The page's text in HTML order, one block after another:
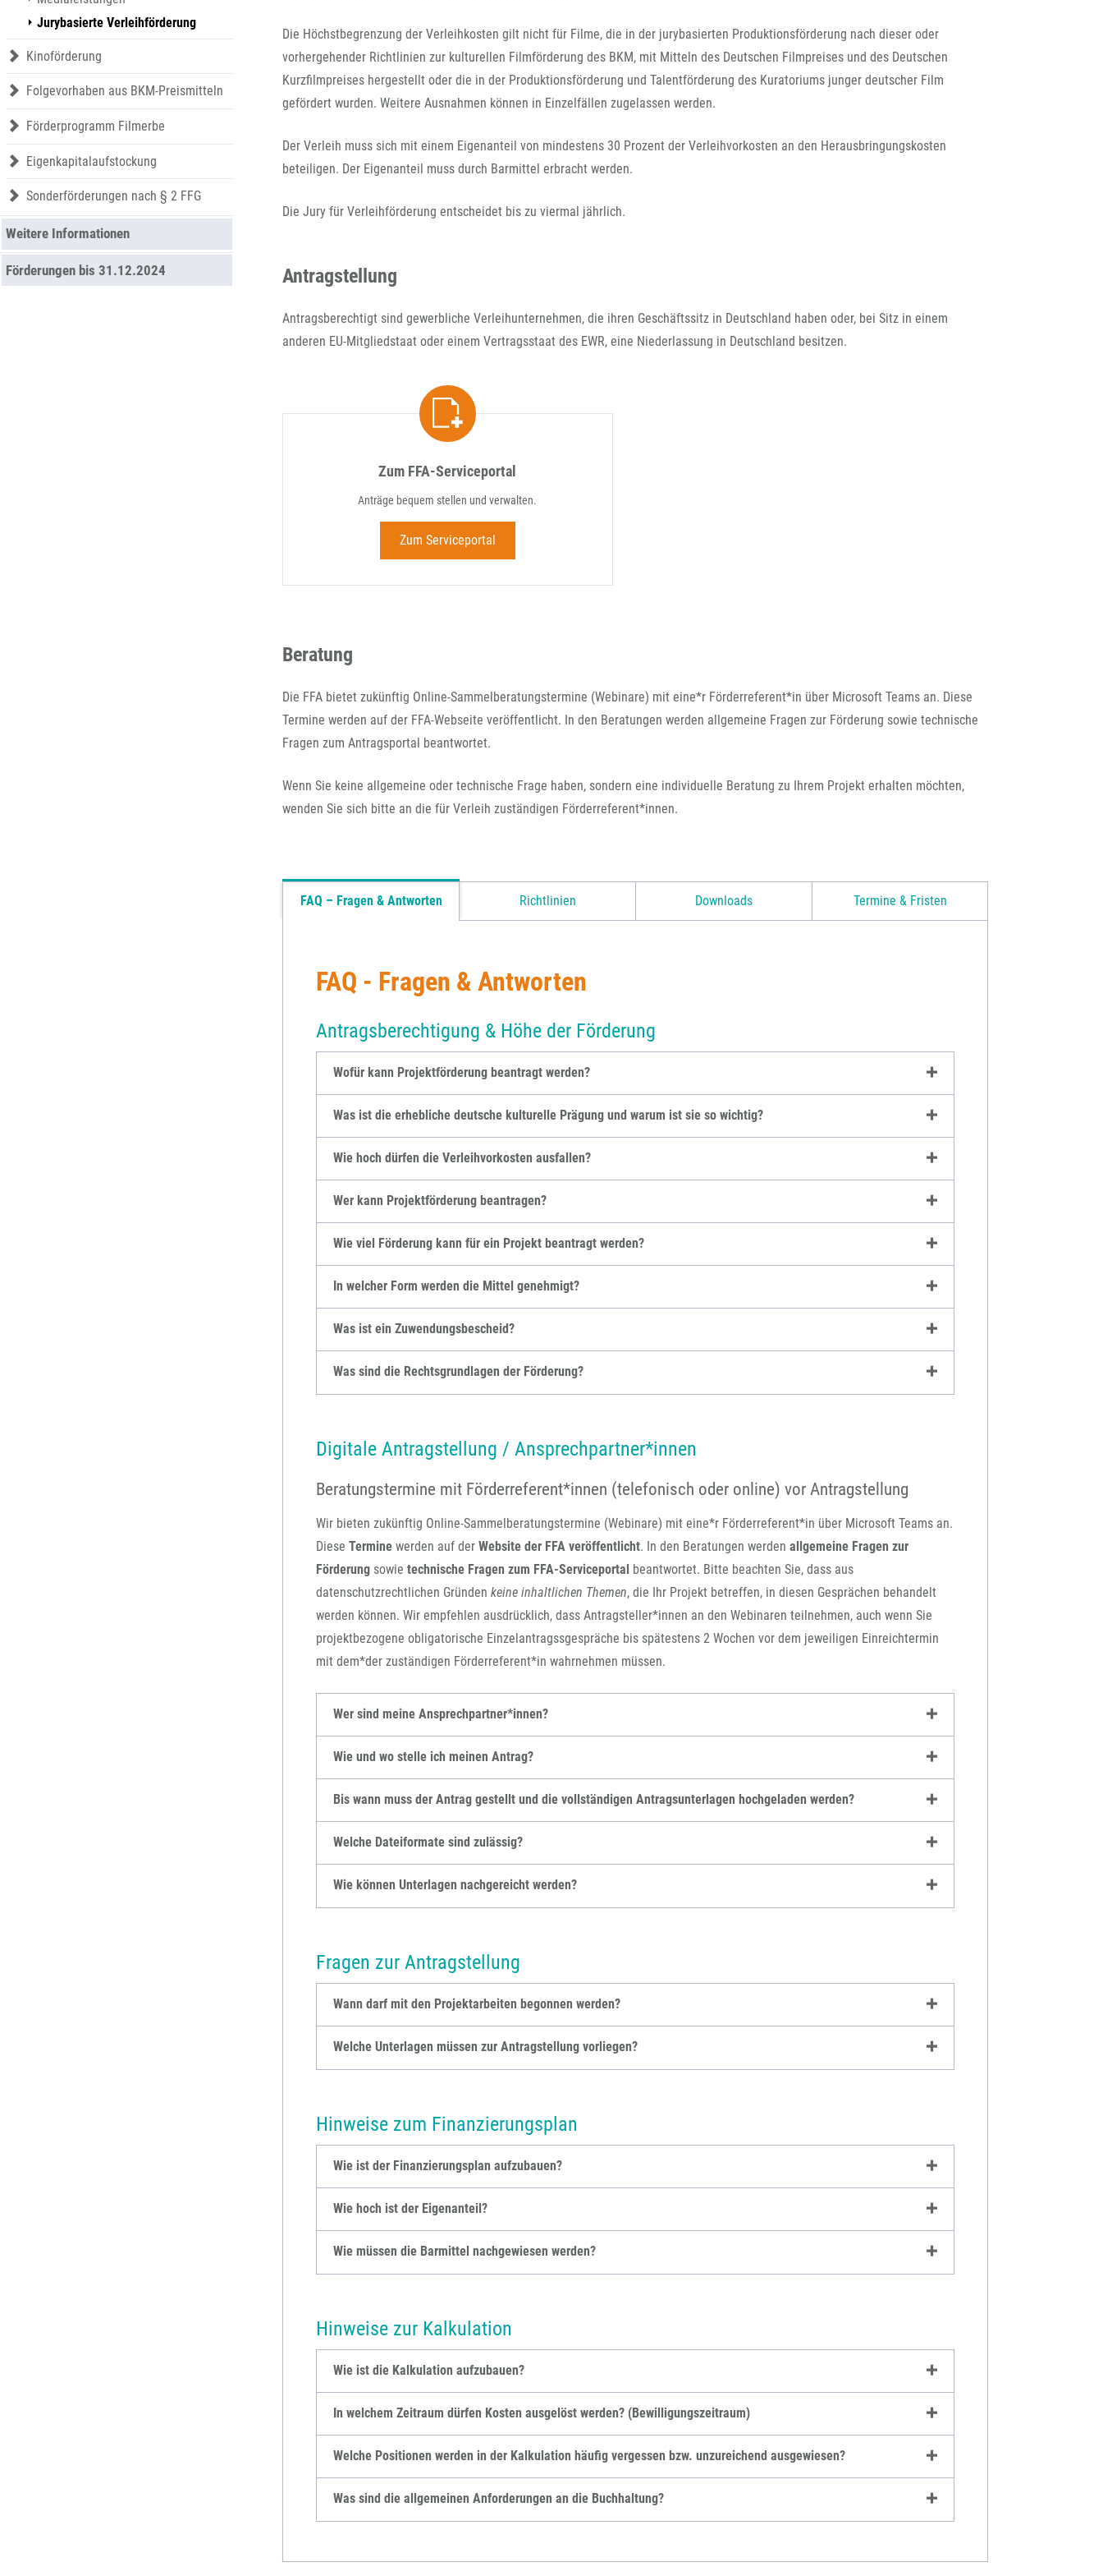
Sonderförderungen nach § 2 FFG
Die Höchstbegrenzung der Verleihkosten gilt nicht für Filme, die in der jurybasierten Produktionsförderung nach dieser oder
vorhergehender Richtlinien zur kulturellen Filmförderung des BKM, mit Mitteln des Deutschen Filmpreises und des Deutschen
Kurzfilmpreises hergestellt oder die in der Produktionsförderung und Talentförderung des Kuratoriums junger deutscher Film
gefördert wurden. Weitere Ausnahmen können in Einzelfällen zugelassen werden.
Der Verleih muss sich mit einem Eigenanteil von mindestens 30 Prozent der Verleihvorkosten an den Herausbringungskosten
beteiligen. Der Eigenanteil muss durch Barmittel erbracht werden.
Die Jury für Verleihförderung entscheidet bis zu viermal jährlich.
Antragstellung
Antragsberechtigt sind gewerbliche Verleihunternehmen, die ihren Geschäftssitz in Deutschland haben oder, bei Sitz in einem
anderen EU-Mitgliedstaat oder einem Vertragsstaat des EWR, eine Niederlassung in Deutschland besitzen.
Zum FFA-Serviceportal
Anträge bequem stellen und verwalten.
Zum Serviceportal
Beratung
Die FFA bietet zukünftig Online-Sammelberatungstermine (Webinare) mit eine*r Förderreferent*in über Microsoft Teams an. Diese
Termine werden auf der FFA-Webseite veröffentlicht. In den Beratungen werden allgemeine Fragen zur Förderung sowie technische
Fragen zum Antragsportal beantwortet.
Wenn Sie keine allgemeine oder technische Frage haben, sondern eine individuelle Beratung zu Ihrem Projekt erhalten möchten,
wenden Sie sich bitte an die für Verleih zuständigen Förderreferent*innen.
FAQ – Fragen & Antworten Richtlinien Downloads Termine & Fristen
FAQ - Fragen & Antworten
Antragsberechtigung & Höhe der Förderung
Wofür kann Projektförderung beantragt werden?
Was ist die erhebliche deutsche kulturelle Prägung und warum ist sie so wichtig?
Wie hoch dürfen die Verleihvorkosten ausfallen?
Wer kann Projektförderung beantragen?
Wie viel Förderung kann für ein Projekt beantragt werden?
In welcher Form werden die Mittel genehmigt?
Was ist ein Zuwendungsbescheid?
Was sind die Rechtsgrundlagen der Förderung?
Digitale Antragstellung / Ansprechpartner*innen
Beratungstermine mit Förderreferent*innen (telefonisch oder online) vor Antragstellung
Wir bieten zukünftig Online-Sammelberatungstermine (Webinare) mit eine*r Förderreferent*in über Microsoft Teams an.
Diese Termine werden auf der Website der FFA veröffentlicht. In den Beratungen werden allgemeine Fragen zur
Förderungsowie technische Fragen zum FFA-Serviceportal beantwortet. Bitte beachten Sie, dass aus
datenschutzrechtlichen Gründen keine inhaltlichen Themen, die Ihr Projekt betreffen, in diesen Gesprächen behandelt
werden können. Wir empfehlen ausdrücklich, dass Antragsteller*innen an den Webinaren teilnehmen, auch wenn Sie
projektbezogene obligatorische Einzelantragssgespräche bis spätestens 2 Wochen vor dem jeweiligen Einreichtermin
mit dem*der zuständigen Förderreferent*in wahrnehmen müssen.
Wer sind meine Ansprechpartner*innen?
Wie und wo stelle ich meinen Antrag?
Bis wann muss der Antrag gestellt und die vollständigen Antragsunterlagen hochgeladen werden?
Welche Dateiformate sind zulässig?
Wie können Unterlagen nachgereicht werden?
Fragen zur Antragstellung
Wann darf mit den Projektarbeiten begonnen werden?
Welche Unterlagen müssen zur Antragstellung vorliegen?
Hinweise zum Finanzierungsplan
Wie ist der Finanzierungsplan aufzubauen?
Wie hoch ist der Eigenanteil?
Wie müssen die Barmittel nachgewiesen werden?
Hinweise zur Kalkulation
Wie ist die Kalkulation aufzubauen?
In welchem Zeitraum dürfen Kosten ausgelöst werden? (Bewilligungszeitraum)
Welche Positionen werden in der Kalkulation häufig vergessen bzw. unzureichend ausgewiesen?
Was sind die allgemeinen Anforderungen an die Buchhaltung?
Jurybasierte Verleihförderung
Kinoförderung
Folgevorhaben aus BKM-Preismitteln
Förderprogramm Filmerbe
Eigenkapitalaufstockung
Sonderförderungen nach § 2 FFG
Weitere Informationen
Förderungen bis 31.12.2024